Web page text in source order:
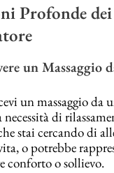
Profonde
un Massaggio
un massaggio da
di
stai cercando di
o potrebbe
conforto o sollievo.